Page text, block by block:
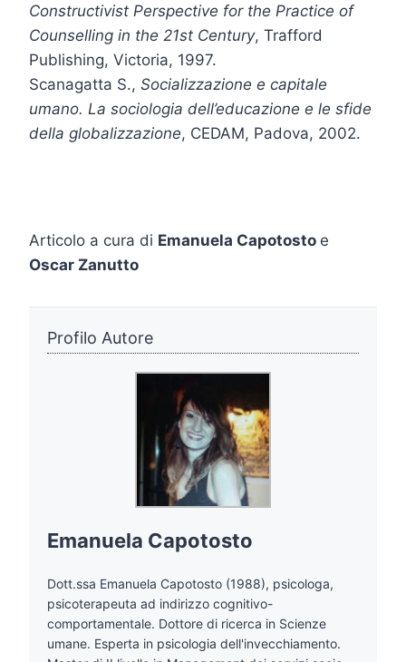
Constructivist Perspective for the Practice of
Counselling in the 21st Century, Trafford
Publishing, Victoria, 1997.
Scanagatta S., Socializzazione e capitale
umano. La sociologia dell’educazione e le sfide
della globalizzazione, CEDAM, Padova, 2002.
Articolo a cura di Emanuela Capotosto e
Oscar Zanutto
Profilo Autore
Emanuela Capotosto
Dott.ssa Emanuela Capotosto (1988), psicologa,
psicoterapeuta ad indirizzo cognitivo-
comportamentale. Dottore di ricerca in Scienze
umane. Esperta in psicologia dell'invecchiamento.